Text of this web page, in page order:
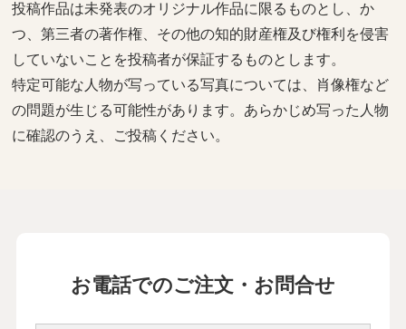
投稿作品は未発表のオリジナル作品に限るものとし、か
つ、第三者の著作権、その他の知的財産権及び権利を侵害
していないことを投稿者が保証するものとします。
特定可能な人物が写っている写真については、肖像権など
の問題が生じる可能性があります。あらかじめ写った人物
に確認のうえ、ご投稿ください。
お電話でのご注文・お問合せ